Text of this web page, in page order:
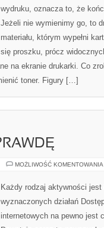
wydruku, oznacza to, że
Jeżeli nie wymienimy go, to
materiału, którym wypełni
się proszku, prócz
na ekranie drukarki. Co
toner. Figury […]
MOŻLIWOŚĆ KOMENTOWANIA
Każdy rodzaj aktywności
wyznaczonych działań
internetowych na pewno jest